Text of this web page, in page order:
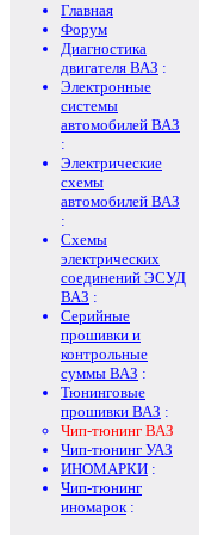
Главная
Форум
Диагностика
двигателя ВАЗ :
Электронные
системы
автомобилей ВАЗ
:
Электрические
схемы
автомобилей ВАЗ
:
Схемы
электрических
соединений ЭСУД
ВАЗ :
Серийные
прошивки и
контрольные
суммы ВАЗ :
Тюнинговые
прошивки ВАЗ :
Чип-тюнинг ВАЗ
Чип-тюнинг УАЗ
ИНОМАРКИ :
Чип-тюнинг
иномарок: